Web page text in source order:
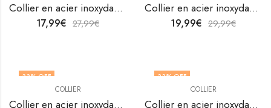
Collier en acier inoxydable plaqué or 18K de V&F Jewellers
17,99€ 27,99€
Collier en acier inoxydable plaqué or 18K de V&F Jewellers
19,99€ 29,99€
33% OFF
COLLIER
Collier en acier inoxydable plaqué or 18K de V&F Jewellers
33% OFF
COLLIER
Collier en acier inoxydable plaqué or 18K de V&F Jewellers